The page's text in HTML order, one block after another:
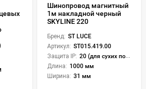
Шинопровод магнитный
1м накладной черный
SKYLINE 220
Бренд: ST LUCE
Артикул: ST015.419.00
Защита IP: 20 (для сухих пом.)
Длина: 1000 мм
Ширина: 31 мм